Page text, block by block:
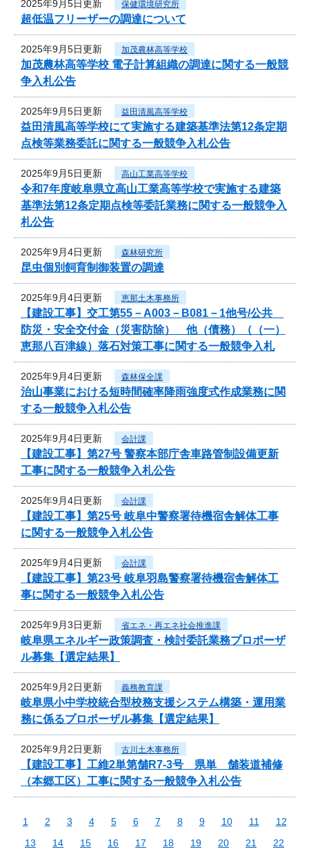
2025年9月5日更新 保健環境研究所
超低温フリーザーの調達について
2025年9月5日更新 加茂農林高等学校
加茂農林高等学校 電子計算組織の調達に関する一般競
争入札公告
2025年9月5日更新 益田清風高等学校
益田清風高等学校にて実施する建築基準法第12条定期
点検等業務委託に関する一般競争入札公告
2025年9月5日更新 高山工業高等学校
令和7年度岐阜県立高山工業高等学校で実施する建築
基準法第12条定期点検等委託業務に関する一般競争入
札公告
2025年9月4日更新 森林研究所
昆虫個別飼育制御装置の調達
2025年9月4日更新 恵那土木事務所
【建設工事】交工第55－A003－B081－1他号/公共
防災・安全交付金（災害防除） 他（債務）（（一）
恵那八百津線）落石対策工事に関する一般競争入札
2025年9月4日更新 森林保全課
治山事業における短時間確率降雨強度式作成業務に関
する一般競争入札公告
2025年9月4日更新 会計課
【建設工事】第27号 警察本部庁舎車路管制設備更新
工事に関する一般競争入札公告
2025年9月4日更新 会計課
【建設工事】第25号 岐阜中警察署待機宿舎解体工事
に関する一般競争入札公告
2025年9月4日更新 会計課
【建設工事】第23号 岐阜羽島警察署待機宿舎解体工
事に関する一般競争入札公告
2025年9月3日更新 省エネ・再エネ社会推進課
岐阜県エネルギー政策調査・検討委託業務プロポーザ
ル募集【選定結果】
2025年9月2日更新 義務教育課
岐阜県小中学校統合型校務支援システム構築・運用業
務に係るプロポーザル募集【選定結果】
2025年9月2日更新 古川土木事務所
【建設工事】工維2単第舗R7-3号 県単 舗装道補修
（本郷工区）工事に関する一般競争入札公告
1 2 3 4 5 6 7 8 9 10 11
12
13
14 15 16 17 18 19 20 21
22